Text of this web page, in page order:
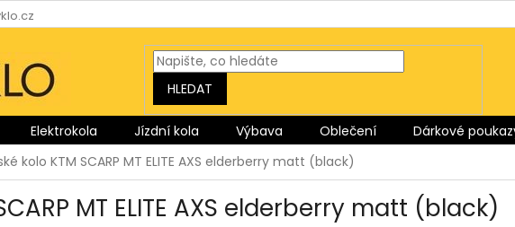
HLEDAT
Elektrokola Jízdní kola Výbava Oblečení Dárkové
kolo KTM SCARP MT ELITE AXS elderberry matt (black)
MT ELITE AXS elderberry matt (black)